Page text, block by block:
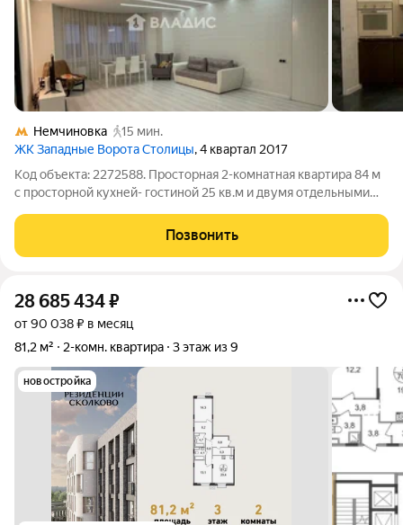
Немчиновка
15 мин.
ЖК Западные Ворота Столицы, 4 квартал 2017
Код объекта: 2272588. Просторная 2-комнатная квартира 84 м
с просторной кухней- гостиной 25 кв.м и двумя отдельными
минуты. Большие окна на улицу наполняют комнаты
естественным светом.Рациональная
Позвонить
28 685 434₽
от 90 038 ₽ в месяц
81,2 м²
2-комн. квартира 3 этаж из 9
новостройка